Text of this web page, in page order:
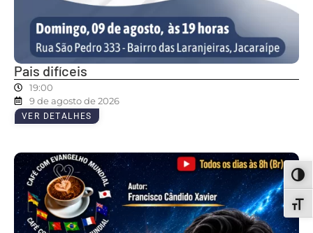
Pais difíceis
19:00
9 de agosto de 2026
VER DETALHES